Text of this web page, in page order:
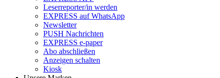
Leserreporter/in werden
EXPRESS auf WhatsApp
Newsletter
PUSH Nachrichten
EXPRESS e-paper
Abo abschließen
Anzeigen schalten
Kiosk